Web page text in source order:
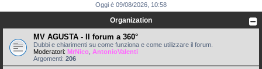
r
c
Oggi è 09/08/2026, 10:58
Organization
MV AGUSTA - Il forum a 360°
Dubbi e chiarimenti su come funziona e come utilizzare il forum.
Moderatori: MrNico AntonioValenti
Argomenti: 206